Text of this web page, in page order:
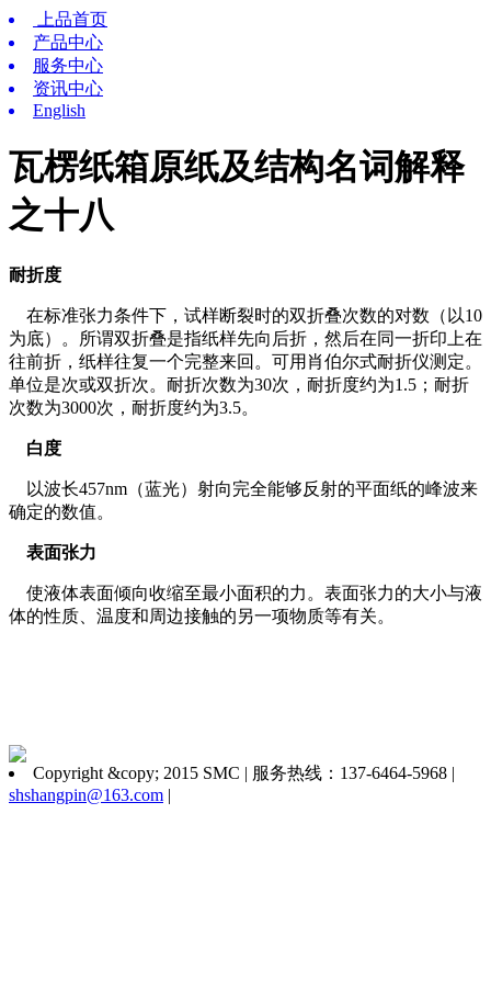
上品首页
产品中心
服务中心
资讯中心
English
瓦楞纸箱原纸及结构名词解释
之十八
耐折度
在标准张力条件下，试样断裂时的双折叠次数的对数（以10
为底）。所谓双折叠是指纸样先向后折，然后在同一折印上在
往前折，纸样往复一个完整来回。可用肖伯尔式耐折仪测定。
单位是次或双折次。耐折次数为30次，耐折度约为1.5；耐折
次数为3000次，耐折度约为3.5。
白度
以波长457nm（蓝光）射向完全能够反射的平面纸的峰波来
确定的数值。
表面张力
使液体表面倾向收缩至最小面积的力。表面张力的大小与液
体的性质、温度和周边接触的另一项物质等有关。
Copyright &copy; 2015 SMC | 服务热线：137-6464-5968 |
shshangpin@163.com |